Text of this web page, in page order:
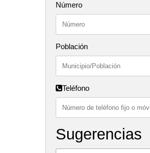
Número
Población
Teléfono
Sugerencias